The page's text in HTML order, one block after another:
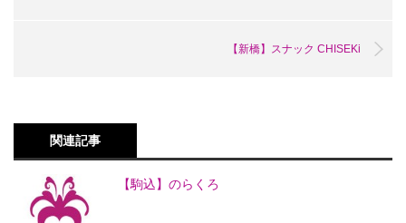
【新橋】スナック CHISEKi
関連記事
【駒込】のらくろ